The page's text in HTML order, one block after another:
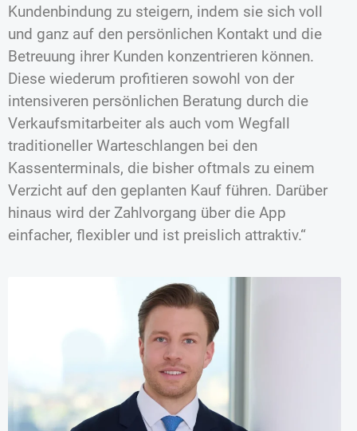
Kundenbindung zu steigern, indem sie sich voll
und ganz auf den persönlichen Kontakt und die
Betreuung ihrer Kunden konzentrieren können.
Diese wiederum profitieren sowohl von der
intensiveren persönlichen Beratung durch die
Verkaufsmitarbeiter als auch vom Wegfall
traditioneller Warteschlangen bei den
Kassenterminals, die bisher oftmals zu einem
Verzicht auf den geplanten Kauf führen. Darüber
hinaus wird der Zahlvorgang über die App
einfacher, flexibler und ist preislich attraktiv.“